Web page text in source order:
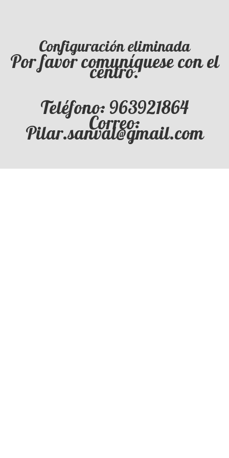
Configuración eliminada
Por favor comuníquese con el
centro.
Teléfono: 963921864
Correo:
Pilar.sanval@gmail.com